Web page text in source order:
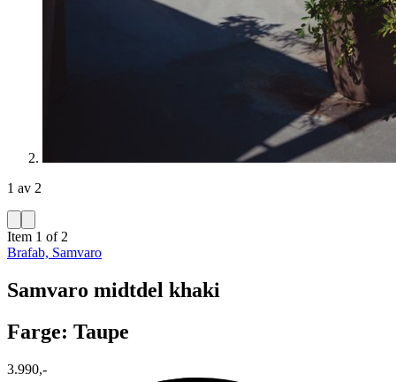
1 av 2
Item 1 of 2
Brafab, Samvaro
Samvaro midtdel khaki
Farge: Taupe
3.990,-